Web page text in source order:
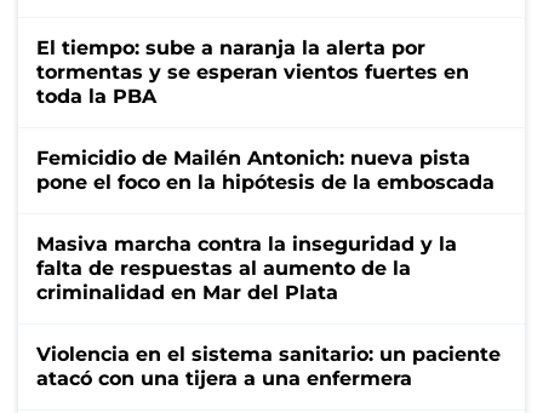
El tiempo: sube a naranja la alerta por
tormentas y se esperan vientos fuertes en
toda la PBA
Femicidio de Mailén Antonich: nueva pista
pone el foco en la hipótesis de la emboscada
Masiva marcha contra la inseguridad y la
falta de respuestas al aumento de la
criminalidad en Mar del Plata
Violencia en el sistema sanitario: un paciente
atacó con una tijera a una enfermera